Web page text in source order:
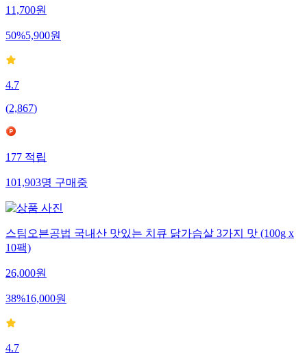
11,700원
50%5,900원
4.7
(2,867)
177 적립
101,903명 구매중
스팀오븐공법 국내산 맛있는 치큐 닭가슴살 3가지 맛 (100g x
10팩)
26,000원
38%16,000원
4.7